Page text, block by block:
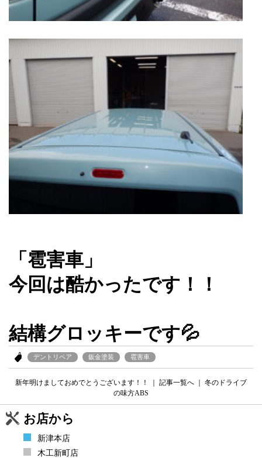
「雹害車」
今回は酷かったです！！
結構グロッキーです💦
デントリペア 鈑金塗装 雹害車
新年明けましておめでとうございます！！ 記事一覧へ
冬のドライブ
の味方ABS
お店から
新津本店
木工新町店